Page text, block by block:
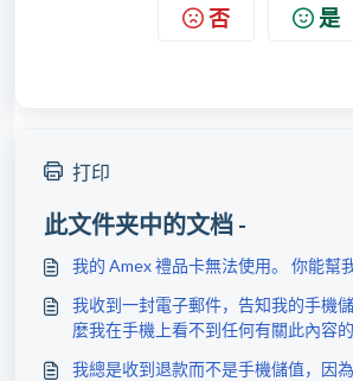
否 是
打印
此文件夹中的文档 -
我的 Amex 禮品卡無法使用。 你能幫
我收到一封電子郵件，告知我的手機
麼我在手機上看不到任何有關此內容的
我總是收到退款而不是手機儲值，因